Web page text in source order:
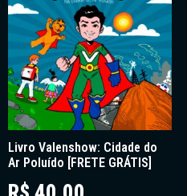
Livro Valenshow: Cidade do
Ar Poluído [FRETE GRÁTIS]